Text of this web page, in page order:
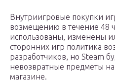
Внутриигровые покупки
возмещению в течение 48
использованы, изменены
сторонних игр политика
разработчиков, но Steam
невозвратные предметы
магазине.